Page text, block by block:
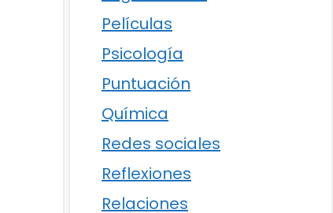
Películas
Psicología
Puntuación
Química
Redes sociales
Reflexiones
Relaciones